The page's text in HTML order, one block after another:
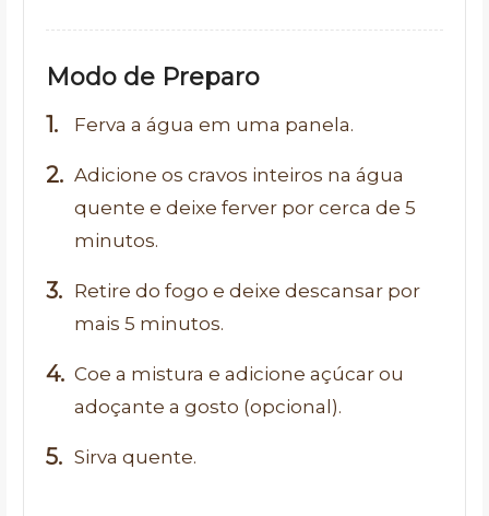
Modo de Preparo
Ferva a água em uma panela.
Adicione os cravos inteiros na água
quente e deixe ferver por cerca de 5
minutos.
Retire do fogo e deixe descansar por
mais 5 minutos.
Coe a mistura e adicione açúcar ou
adoçante a gosto (opcional).
Sirva quente.